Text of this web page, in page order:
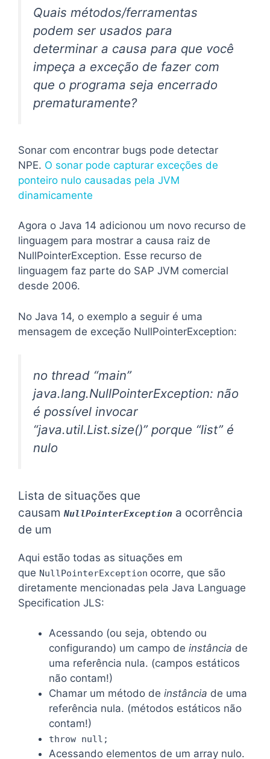
Quais métodos/ferramentas
podem ser usados ​​para
determinar a causa para que você
impeça a exceção de fazer com
que o programa seja encerrado
prematuramente?
Sonar com encontrar bugs pode detectar
NPE. O sonar pode capturar exceções de
ponteiro nulo causadas pela JVM
dinamicamente
Agora o Java 14 adicionou um novo recurso de
linguagem para mostrar a causa raiz de
NullPointerException. Esse recurso de
linguagem faz parte do SAP JVM comercial
desde 2006.
No Java 14, o exemplo a seguir é uma
mensagem de exceção NullPointerException:
no thread “main”
java.lang.NullPointerException: não
é possível invocar
“java.util.List.size()” porque “list” é
nulo
Lista de situações que
causam NullPointerException a ocorrência
de um
Aqui estão todas as situações em
que NullPointerException ocorre, que são
diretamente mencionadas pela Java Language
Specification JLS:
Acessando (ou seja, obtendo ou
configurando) um campo de instância de
uma referência nula. (campos estáticos
não contam!)
Chamar um método de instância de uma
referência nula. (métodos estáticos não
contam!)
throw null;
Acessando elementos de um array nulo.